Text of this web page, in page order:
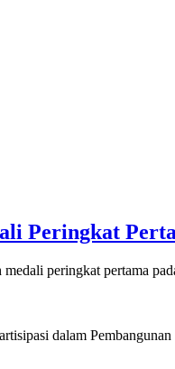
Peringkat
peringkat pertama
dalam Pembangunan